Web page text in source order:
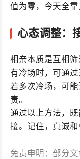
值为零，今天全靠
心态调整：
相亲本质是互相
有冷场时，可通过
若多次冷场，可
责。
通过以上方法，
接。记住，真诚和
免责申明：部分